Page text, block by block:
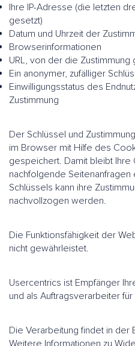
Ihre IP-Adresse (die letzten
gesetzt)
Datum und Uhrzeit der
Browserinformationen
URL, von der die
Ein anonymer, zufälliger
Einwilligungsstatus des
Zustimmung
Der Schlüssel und
im Browser mit Hilfe des
gespeichert. Damit bleibt Ihre
nachfolgende Seitenanfragen
Schlüssels kann ihre
nachvollzogen werden.
Die Funktionsfähigkeit der
nicht gewährleistet.
Usercentrics ist Empfänger
und als Auftragsverarbeiter für
Die Verarbeitung findet in der
Weitere Informationen zu